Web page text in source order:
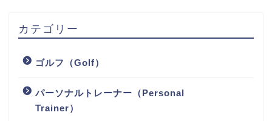
カテゴリー
ゴルフ（Golf）
パーソナルトレーナー（Personal
Trainer）